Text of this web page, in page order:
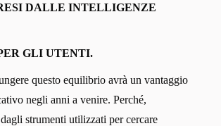
DALLE INTELLIGENZE
GLI UTENTI.
questo equilibrio avrà un vantaggio
negli anni a venire. Perché,
strumenti utilizzati per cercare